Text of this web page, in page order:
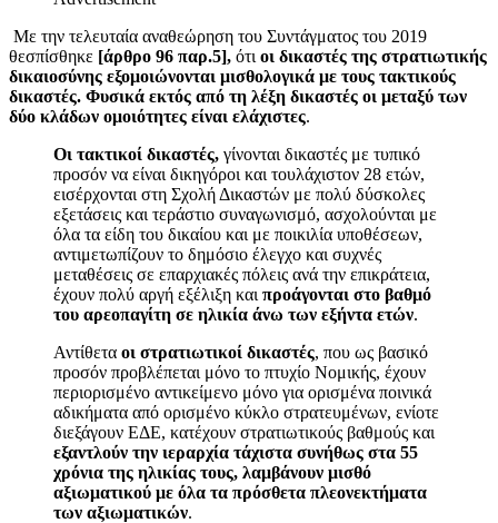
Με την τελευταία αναθεώρηση του Συντάγματος του 2019
θεσπίσθηκε [άρθρο 96 παρ.5], ότι οι δικαστές της στρατιωτικής
δικαιοσύνης εξομοιώνονται μισθολογικά με τους τακτικούς
δικαστές. Φυσικά εκτός από τη λέξη δικαστές οι μεταξύ των
δύο κλάδων ομοιότητες είναι ελάχιστες.
Οι τακτικοί δικαστές, γίνονται δικαστές με τυπικό
προσόν να είναι δικηγόροι και τουλάχιστον 28 ετών,
εισέρχονται στη Σχολή Δικαστών με πολύ δύσκολες
εξετάσεις και τεράστιο συναγωνισμό, ασχολούνται με
όλα τα είδη του δικαίου και με ποικιλία υποθέσεων,
αντιμετωπίζουν το δημόσιο έλεγχο και συχνές
μεταθέσεις σε επαρχιακές πόλεις ανά την επικράτεια,
έχουν πολύ αργή εξέλιξη και προάγονται στο βαθμό
του αρεοπαγίτη σε ηλικία άνω των εξήντα ετών.
Αντίθετα οι στρατιωτικοί δικαστές, που ως βασικό
προσόν προβλέπεται μόνο το πτυχίο Νομικής, έχουν
περιορισμένο αντικείμενο μόνο για ορισμένα ποινικά
αδικήματα από ορισμένο κύκλο στρατευμένων, ενίοτε
διεξάγουν ΕΔΕ, κατέχουν στρατιωτικούς βαθμούς και
εξαντλούν την ιεραρχία τάχιστα συνήθως στα 55
χρόνια της ηλικίας τους, λαμβάνουν μισθό
αξιωματικού με όλα τα πρόσθετα πλεονεκτήματα
των αξιωματικών.